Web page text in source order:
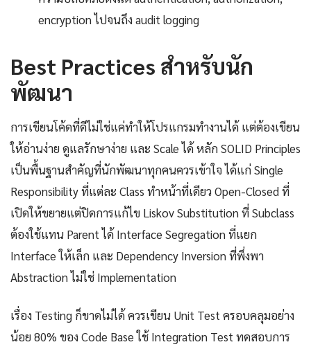
encryption ไปจนถึง audit logging
Best Practices สำหรับนัก
พัฒนา
การเขียนโค้ดที่ดีไม่ใช่แค่ทำให้โปรแกรมทำงานได้ แต่ต้องเขียน
ให้อ่านง่าย ดูแลรักษาง่าย และ Scale ได้ หลัก SOLID Principles
เป็นพื้นฐานสำคัญที่นักพัฒนาทุกคนควรเข้าใจ ได้แก่ Single
Responsibility ที่แต่ละ Class ทำหน้าที่เดียว Open-Closed ที่
เปิดให้ขยายแต่ปิดการแก้ไข Liskov Substitution ที่ Subclass
ต้องใช้แทน Parent ได้ Interface Segregation ที่แยก
Interface ให้เล็ก และ Dependency Inversion ที่พึ่งพา
Abstraction ไม่ใช่ Implementation
เรื่อง Testing ก็ขาดไม่ได้ ควรเขียน Unit Test ครอบคลุมอย่าง
น้อย 80% ของ Code Base ใช้ Integration Test ทดสอบการ